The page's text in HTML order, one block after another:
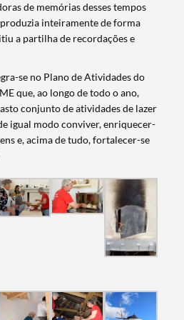
de memórias desses tempos
inteiramente de forma
a partilha de recordações e
se no Plano de Atividades do
que, ao longo de todo o ano,
conjunto de atividades de lazer
igual modo conviver, enriquecer-
e, acima de tudo, fortalecer-se